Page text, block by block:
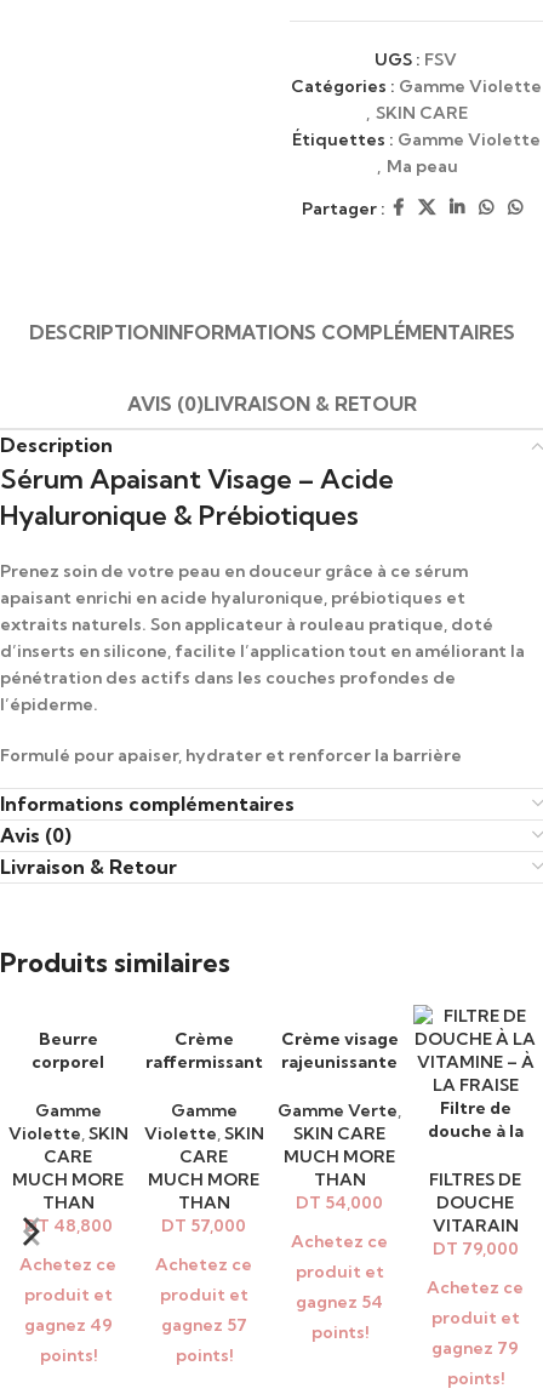
UGS : FSV
Catégories : Gamme Violette
, SKIN CARE
Étiquettes : Gamme Violette
, Ma peau
Partager :
DESCRIPTIONINFORMATIONS COMPLÉMENTAIRES
AVIS (0)LIVRAISON & RETOUR
Description
Sérum Apaisant Visage – Acide
Hyaluronique & Prébiotiques
Prenez soin de votre peau en douceur grâce à ce sérum
apaisant enrichi en acide hyaluronique, prébiotiques et
extraits naturels. Son applicateur à rouleau pratique, doté
d’inserts en silicone, facilite l’application tout en améliorant la
pénétration des actifs dans les couches profondes de
l’épiderme.
Formulé pour apaiser, hydrater et renforcer la barrière
plus sensibles. L’utilisation régulière du sérum aide à unifier le
teint, lisser la texture et restaurer l’éclat naturel du visage
tout en réduisant rougeurs et inflammations.
Acide hyaluronique
: hydrate intensément, prévient la perte
d’eau, repulpe et rajeunit la peau.
Prébiotiques
(inuline & alpha-glucane) : renforcent le
microbiome cutané et la résilience aux agressions extérieures.
Niacinamide et panthénol: apaisent, unifient le teint et
améliorent l’élasticité.
Extraits naturels
(concombre, caféine, allantoïne) : soulagent
les irritations et réduisent les rougeurs.
Améliore la texture, le confort et la fermeté de la peau.
Informations complémentaires
Avis (0)
Livraison & Retour
Produits similaires
AJOUTER AU
PANIER
Beurre
corporel
chauffant
170ml violet
Gamme
Violette,SKIN
CARE
MUCH MORE
THAN
DT 48,800
Achetez ce
produit et
gagnez 49
points!
AJOUTER AU
PANIER
Crème
raffermissant
décolleté
violet
Gamme
Violette,SKIN
CARE
MUCH MORE
THAN
DT 57,000
Achetez ce
produit et
gagnez 57
points!
AJOUTER AU
PANIER
Crème visage
rajeunissante
Gamme Verte,
SKIN CARE
MUCH MORE
THAN
DT 54,000
Achetez ce
produit et
gagnez 54
points!
AJOUTER AU
PANIER
Filtre de
douche à la
Fraise
FILTRES DE
DOUCHE
VITARAIN
DT 79,000
Achetez ce
produit et
gagnez 79
points!